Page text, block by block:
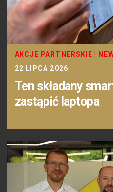
AKCJE PARTNERSKIE
22 LIPCA 2026
Ten składany
zastąpić laptopa